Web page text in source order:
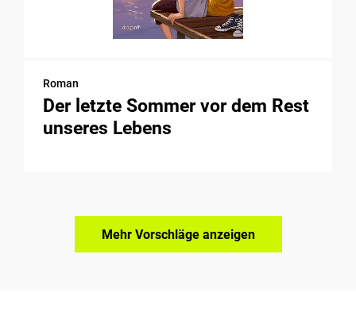
Roman
Der letzte Sommer vor dem Rest
unseres Lebens
Mehr Vorschläge anzeigen